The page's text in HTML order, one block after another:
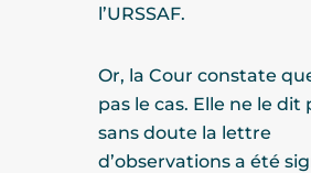
l’URSSAF.
Or, la Cour constate
pas le cas. Elle ne le dit
sans doute la lettre
d’observations a été